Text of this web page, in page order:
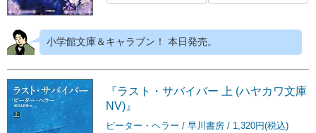
小学館文庫＆キャラブン！ 本日発売。
『ラスト・サバイバー 上 (ハヤカワ文庫
NV)』
ピーター・ヘラー 早川書房 1,320円(税込)